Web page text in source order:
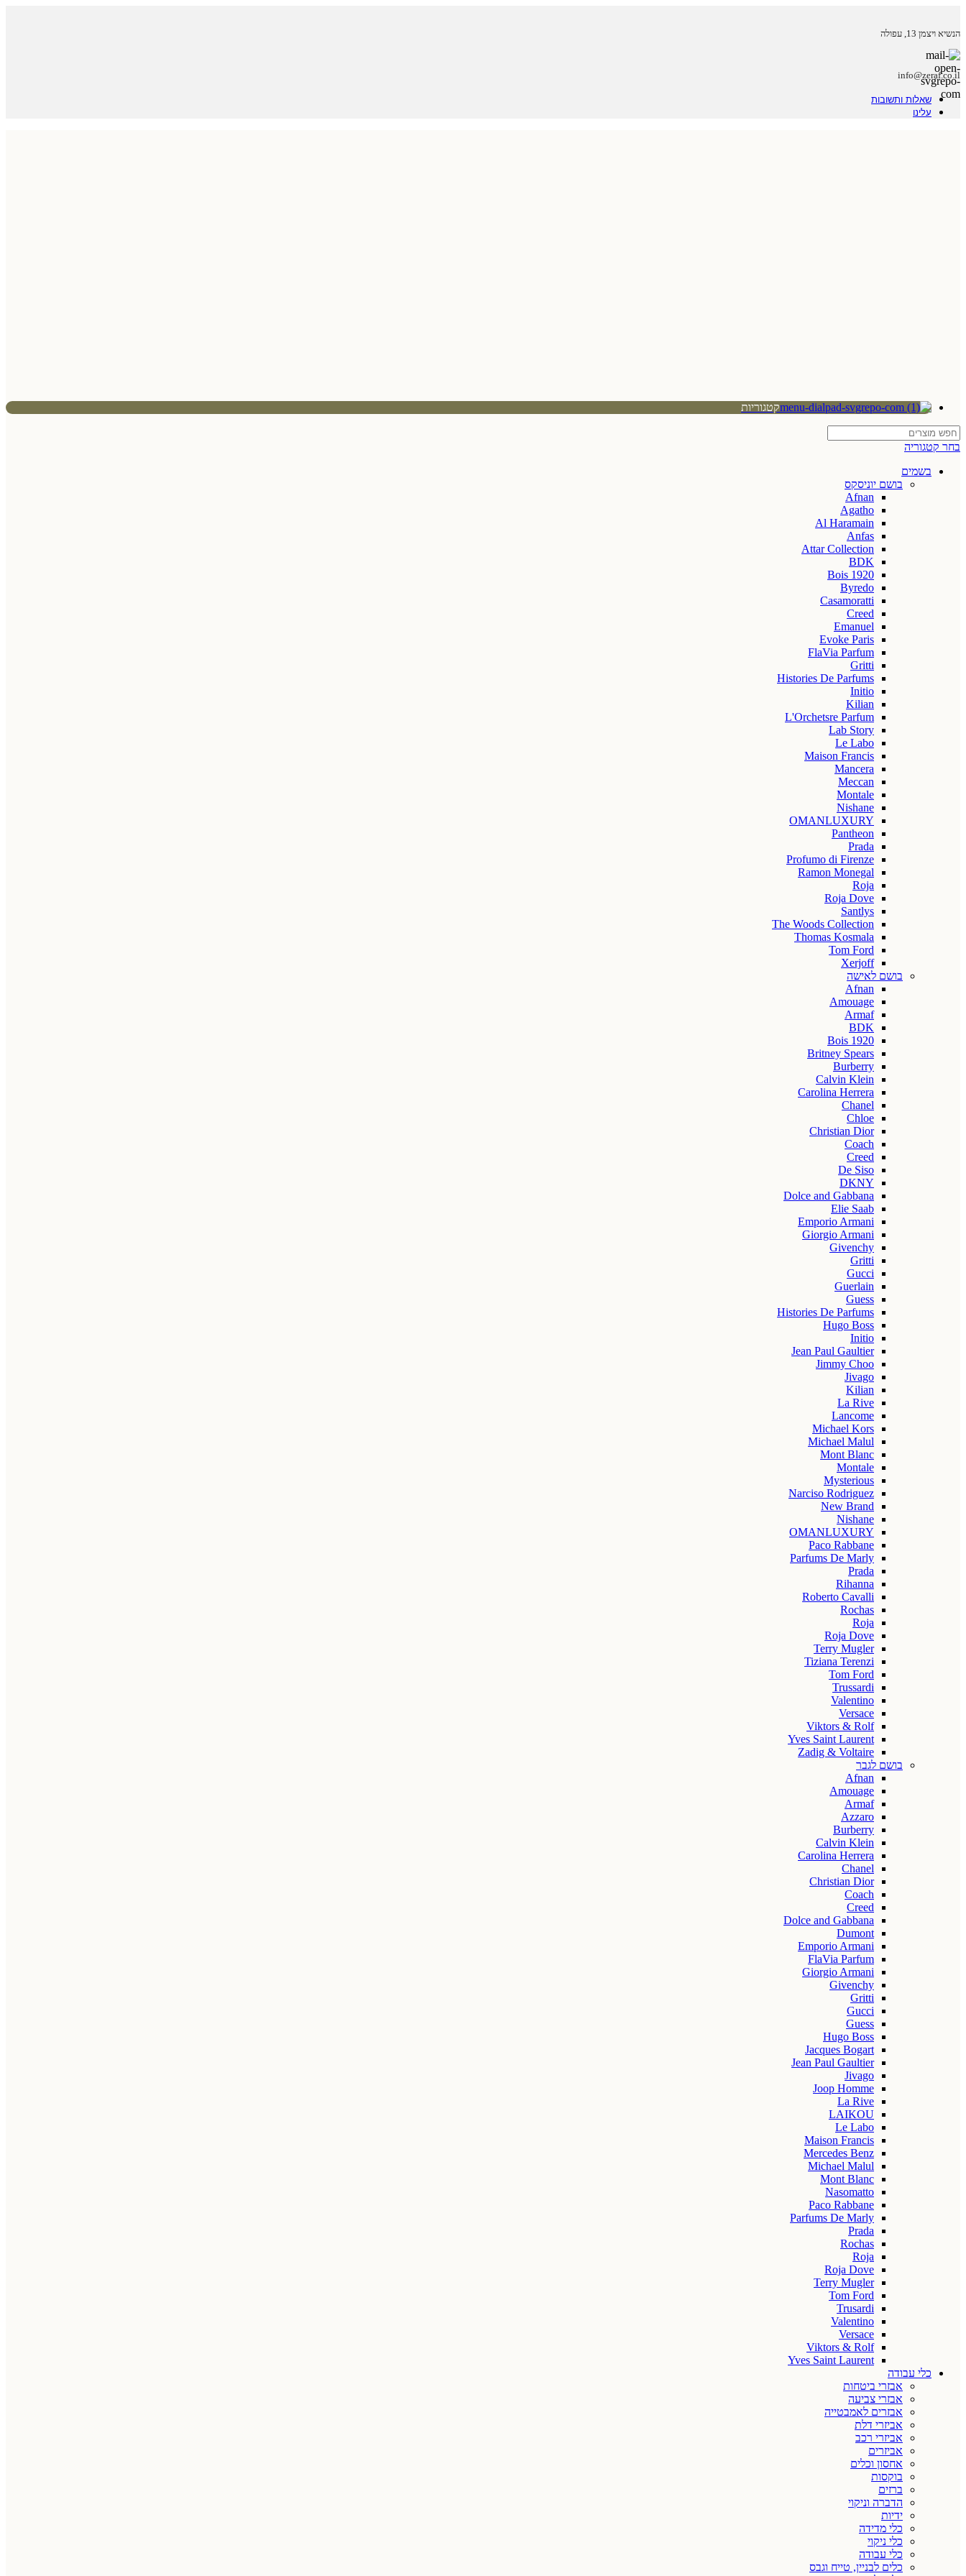
הנשיא ויצמן 13, עפולה
info@zeraf.co.il
שאלות ותשובות
עלינו
קטגוריות
בחר קטגוריה
בשמים
בושם יוניסקס
Afnan
Agatho
Al Haramain
Anfas
Attar Collection
BDK
Bois 1920
Byredo
Casamoratti
Creed
Emanuel
Evoke Paris
FlaVia Parfum
Gritti
Histories De Parfums
Initio
Kilian
L'Orchetsre Parfum
Lab Story
Le Labo
Maison Francis
Mancera
Meccan
Montale
Nishane
OMANLUXURY
Pantheon
Prada
Profumo di Firenze
Ramon Monegal
Roja
Roja Dove
Santlys
The Woods Collection
Thomas Kosmala
Tom Ford
Xerjoff
בושם לאישה
Afnan
Amouage
Armaf
BDK
Bois 1920
Britney Spears
Burberry
Calvin Klein
Carolina Herrera
Chanel
Chloe
Christian Dior
Coach
Creed
De Siso
DKNY
Dolce and Gabbana
Elie Saab
Emporio Armani
Giorgio Armani
Givenchy
Gritti
Gucci
Guerlain
Guess
Histories De Parfums
Hugo Boss
Initio
Jean Paul Gaultier
Jimmy Choo
Jivago
Kilian
La Rive
Lancome
Michael Kors
Michael Malul
Mont Blanc
Montale
Mysterious
Narciso Rodriguez
New Brand
Nishane
OMANLUXURY
Paco Rabbane
Parfums De Marly
Prada
Rihanna
Roberto Cavalli
Rochas
Roja
Roja Dove
Terry Mugler
Tiziana Terenzi
Tom Ford
Trussardi
Valentino
Versace
Viktors & Rolf
Yves Saint Laurent
Zadig & Voltaire
בושם לגבר
Afnan
Amouage
Armaf
Azzaro
Burberry
Calvin Klein
Carolina Herrera
Chanel
Christian Dior
Coach
Creed
Dolce and Gabbana
Dumont
Emporio Armani
FlaVia Parfum
Giorgio Armani
Givenchy
Gritti
Gucci
Guess
Hugo Boss
Jacques Bogart
Jean Paul Gaultier
Jivago
Joop Homme
La Rive
LAIKOU
Le Labo
Maison Francis
Mercedes Benz
Michael Malul
Mont Blanc
Nasomatto
Paco Rabbane
Parfums De Marly
Prada
Rochas
Roja
Roja Dove
Terry Mugler
Tom Ford
Trusardi
Valentino
Versace
Viktors & Rolf
Yves Saint Laurent
כלי עבודה
אבזרי ביטחות
אבזרי צביעה
אבזרים לאמבטייה
אביזרי דלת
אביזרי רכב
אביזרים
אחסון וכלים
בוקסות
ברזים
הדברה וניקוי
ידיות
כלי מדידה
כלי ניקוי
כלי עבודה
כלים לבניין, טייח וגבס